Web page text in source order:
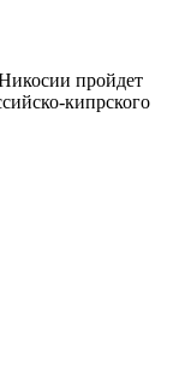
пройдет
кипрского